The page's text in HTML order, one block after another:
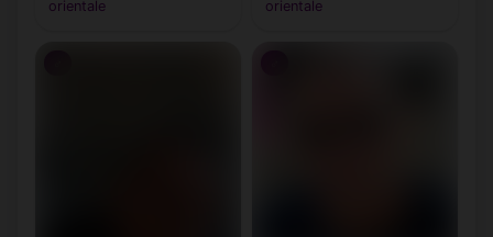
orientale
orientale